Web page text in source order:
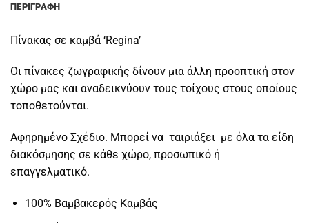
ΠΕΡΙΓΡΑΦΉ
Πίνακας σε καμβά ‘Regina’
Οι πίνακες ζωγραφικής δίνουν μια άλλη προοπτική στον
χώρο μας και αναδεικνύουν τους τοίχους στους οποίους
τοποθετούνται.
Αφηρημένο Σχέδιο. Μπορεί να ταιριάξει με όλα τα είδη
διακόσμησης σε κάθε χώρο, προσωπικό ή
επαγγελματικό.
100% Βαμβακερός Καμβάς